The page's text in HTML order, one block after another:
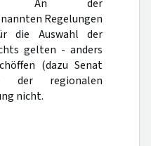
An der
Regelungen
die Auswahl der
gelten - anders
(dazu Senat
der regionalen
nicht.